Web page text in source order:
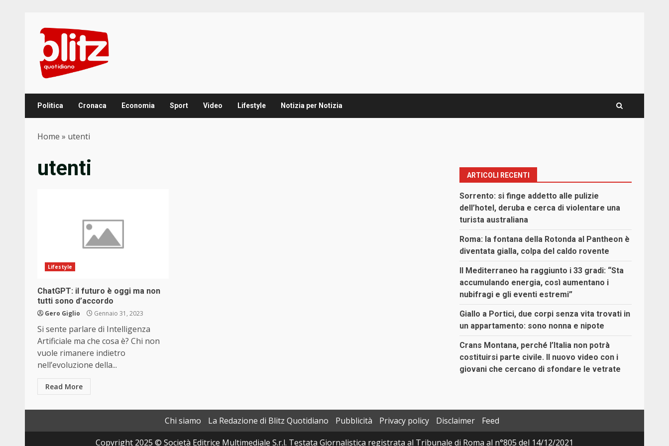
content
Politica Cronaca Economia Sport Video Lifestyle Notizia per Notizia
Home » utenti
utenti
Lifestyle
ChatGPT: il futuro è oggi ma non
tutti sono d’accordo
Gero Giglio Gennaio 31, 2023
Si sente parlare di Intelligenza
Artificiale ma che cosa è? Chi non
vuole rimanere indietro
nell’evoluzione della...
Read More
ARTICOLI RECENTI
Sorrento: si finge addetto alle pulizie
dell’hotel, deruba e cerca di violentare una
turista australiana
Roma: la fontana della Rotonda al Pantheon è
diventata gialla, colpa del caldo rovente
Il Mediterraneo ha raggiunto i 33 gradi: “Sta
accumulando energia, così aumentano i
nubifragi e gli eventi estremi”
Giallo a Portici, due corpi senza vita trovati in
un appartamento: sono nonna e nipote
Crans Montana, perché l’Italia non potrà
costituirsi parte civile. Il nuovo video con i
giovani che cercano di sfondare le vetrate
Chi siamo La Redazione di Blitz Quotidiano Pubblicità Privacy policy Disclaimer
Feed
Copyright 2025 © Società Editrice Multimediale S.r.l. Testata Giornalistica registrata al Tribunale di Roma al n°805 del 14/12/2021